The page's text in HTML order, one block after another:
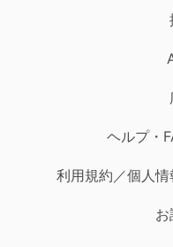
ヘルプ・
利用規約／個人